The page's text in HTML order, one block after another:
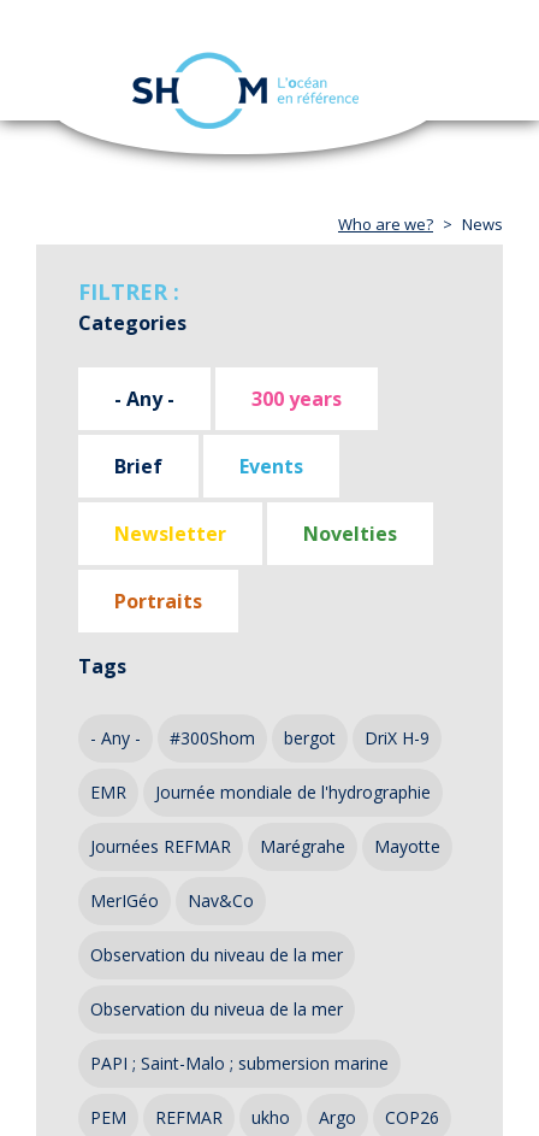
Skip
navigation
Who are we? News
FILTRER :
Categories
- Any - 300 years
Brief Events
Newsletter Novelties
Portraits
Tags
- Any - #300Shom bergot DriX H-9
EMR Journée mondiale de l'hydrographie
Journées REFMAR Marégrahe Mayotte
MerIGéo Nav&Co
Observation du niveau de la mer
Observation du niveua de la mer
PAPI ; Saint-Malo ; submersion marine
PEM REFMAR ukho Argo COP26